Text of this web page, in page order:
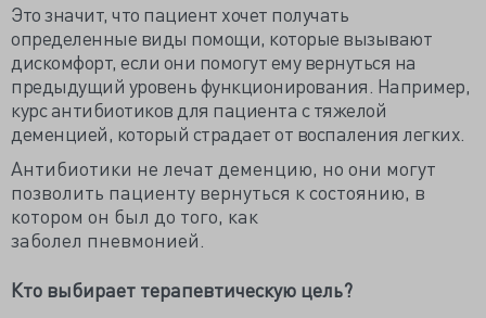
Это значит, что пациент хочет получать
определенные виды помощи, которые вызывают
дискомфорт, если они помогут ему вернуться на
предыдущий уровень функционирования. Например,
курс антибиотиков для пациента с тяжелой
деменцией, который страдает от воспаления легких.
Антибиотики не лечат деменцию, но они могут
позволить пациенту вернуться к состоянию, в
котором он был до того, как
заболел пневмонией.
Кто выбирает терапевтическую цель?